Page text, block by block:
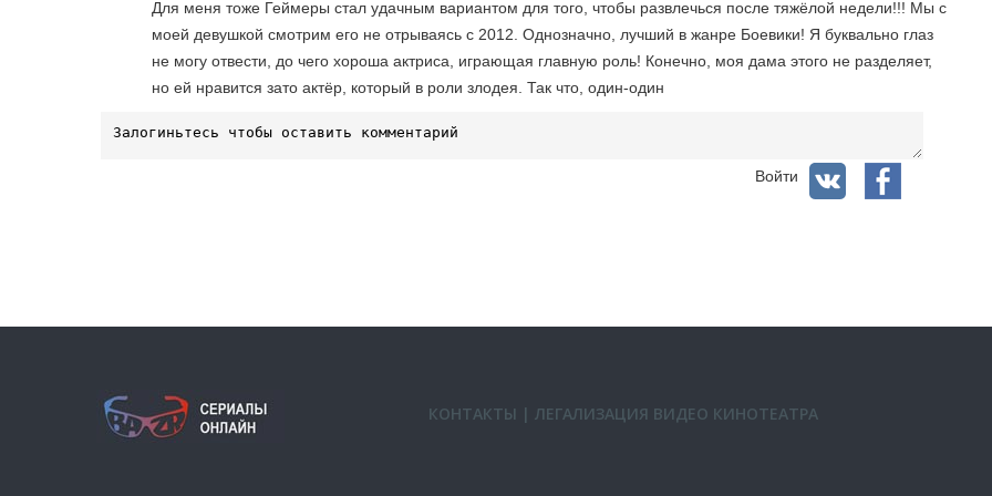
Для меня тоже Геймеры стал удачным вариантом для того, чтобы развлечься после тяжёлой недели!!! Мы с
моей девушкой смотрим его не отрываясь с 2012. Однозначно, лучший в жанре Боевики! Я буквально глаз
не могу отвести, до чего хороша актриса, играющая главную роль! Конечно, моя дама этого не разделяет,
но ей нравится зато актёр, который в роли злодея. Так что, один-один
Войти
КОНТАКТЫ | ЛЕГАЛИЗАЦИЯ ВИДЕО КИНОТЕАТРА